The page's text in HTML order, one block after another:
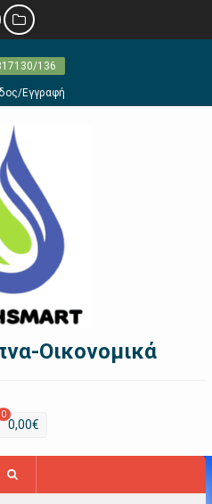
136
Εγγραφή
Οικονομικά
0
0,00€